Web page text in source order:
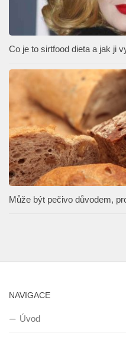
Co je to sirtfood dieta a jak ji
Může být pečivo důvodem,
NAVIGACE
Úvod